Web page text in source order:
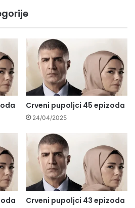
Crveni pupoljci 45 epizoda
24/04/2025
Crveni pupoljci 43 epizoda